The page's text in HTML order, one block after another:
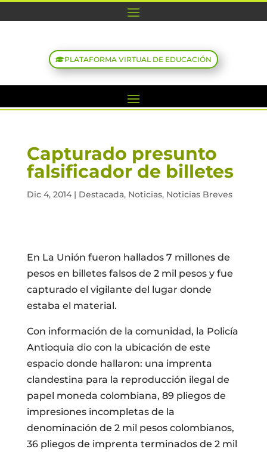
PLATAFORMA VIRTUAL DE EDUCACIÓN
Capturado presunto
falsificador de billetes
Dic 4, 2014| Destacada, Noticias, Noticias Breves
En La Unión fueron hallados 7 millones de
pesos en billetes falsos de 2 mil pesos y fue
capturado el vigilante del lugar donde
estaba el material.
Con información de la comunidad, la Policía
Antioquia dio con la ubicación de este
espacio donde hallaron: una imprenta
clandestina para la reproducción ilegal de
papel moneda colombiana, 89 pliegos de
impresiones incompletas de la
denominación de 2 mil pesos colombianos,
36 pliegos de imprenta terminados de 2 mil